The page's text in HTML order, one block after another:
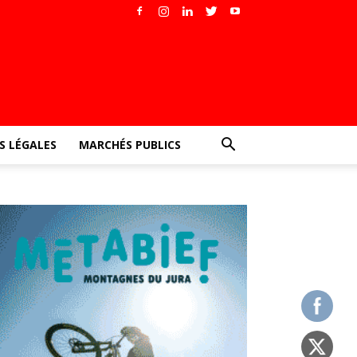
LÉGALES MARCHÉS PUBLICS